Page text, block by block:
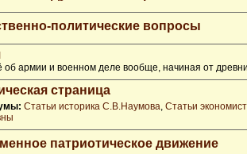
политические вопросы
об армии и военном деле вообще, начиная от
страница
Статьи историка С.В.Наумова, Статьи
патриотическое движение